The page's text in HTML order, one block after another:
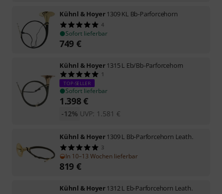
Kühnl & Hoyer1309 KL Bb-Parforcehorn
4
Sofort lieferbar
749 €
Kühnl & Hoyer1315 L Eb/Bb-Parforcehorn
1
TOP-SELLER
Sofort lieferbar
1.398€
UVP: 1.581 €
-12%
Kühnl & Hoyer1309 L Bb-Parforcehorn Leath.
3
In 10–13 Wochen lieferbar
819 €
Kühnl & Hoyer1312 L Eb-Parforcehorn Leath.